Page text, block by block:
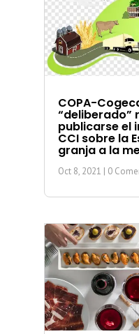
COPA-
“deliberado”
publicarse el
CCI sobre la
granja a la
Oct 8, 2021 | 0